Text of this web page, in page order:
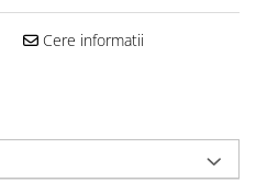
Cere informatii